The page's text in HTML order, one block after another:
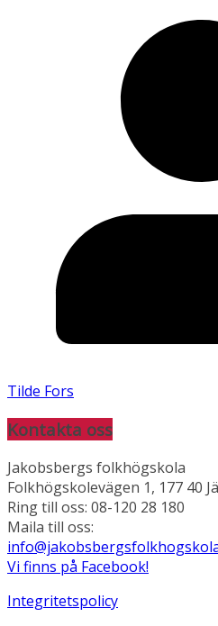
Tilde Fors
Kontakta oss
Jakobsbergs folkhögskola
Folkhögskolevägen 1, 177 40
Ring till oss: 08-120 28 180
Maila till oss:
Vi finns på Facebook!
Integritetspolicy